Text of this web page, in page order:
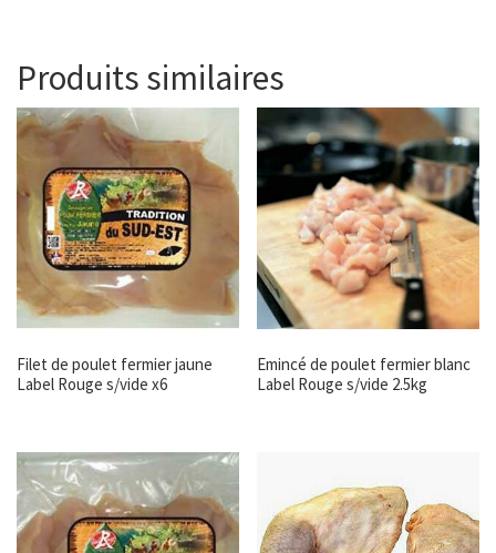
Produits similaires
Filet de poulet fermier jaune
Label Rouge s/vide x6
Emincé de poulet fermier blanc
Label Rouge s/vide 2.5kg